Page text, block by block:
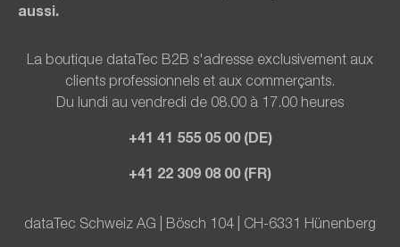
aussi.
La boutique dataTec B2B s'adresse exclusivement aux
clients professionnels et aux commerçants.
Du lundi au vendredi de 08.00 à 17.00 heures
+41 41 555 05 00 (DE)
+41 22 309 08 00 (FR)
dataTec Schweiz AG | Bösch 104 | CH-6331 Hünenberg